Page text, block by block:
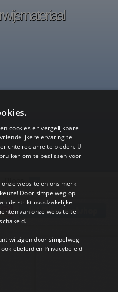
cookies en vergelijkbare
ervaring te
reclame te bieden. U
om te beslissen voor
website en ons merk
Door simpelweg op
de strikt noodzakelijke
van onze website te
wijzigen door simpelweg
en Privacybeleid